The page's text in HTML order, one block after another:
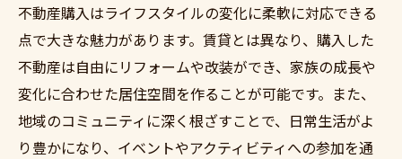
賃貸生活からの脱却！小田原市で不動産を選ぶ
ポイント
賃貸と不動産購入の心理的な違い
購入前に考慮すべき経済的な要因
小田原市特有の住環境の魅力
不動産購入はライフスタイルの変化に柔軟に対応できる
点で大きな魅力があります。賃貸とは異なり、購入した
不動産は自由にリフォームや改装ができ、家族の成長や
変化に合わせた居住空間を作ることが可能です。また、
地域のコミュニティに深く根ざすことで、日常生活がよ
り豊かになり、イベントやアクティビティへの参加を通